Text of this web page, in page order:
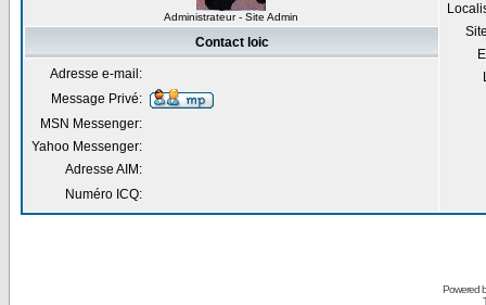
Administrateur - Site Admin
Contact loic
Adresse e-mail:
Message Privé:
MSN Messenger:
Yahoo Messenger:
Adresse AIM:
Numéro ICQ:
Powered